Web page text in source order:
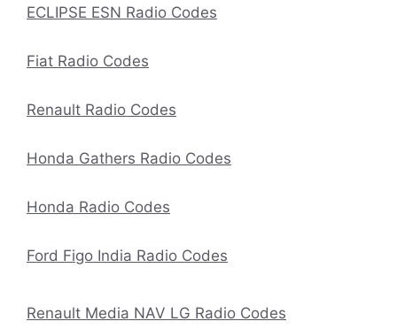
ECLIPSE ESN Radio Codes
Fiat Radio Codes
Renault Radio Codes
Honda Gathers Radio Codes
Honda Radio Codes
Ford Figo India Radio Codes
Renault Media NAV LG Radio Codes